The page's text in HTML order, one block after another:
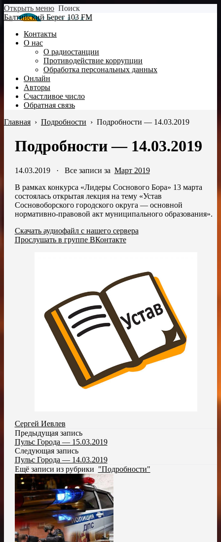
Открыть меню Поиск
Балтийский Берег 103 FM
Контакты
О нас
О радиостанции
Противодействие коррупции
Обработка персональных данных
Онлайн
Авторы
Счастливое число
Обратная связь
Главная › Подробности › Подробности — 14.03.2019
Подробности — 14.03.2019
14.03.2019· Все записи за Март 2019
В рамках конкурса «Лидеры Соснового Бора» 13 марта
состоялась открытая лекция на тему «Устав
Сосновоборского городского округа — основной
нормативно-правовой акт муниципального образования».
Скачать аудиофайл с нашего сервера
Прослушать в группе ВКонтакте
Сергей Иевлев
Предыдущая запись
Пульс Города — 15.03.2019
Следующая запись
Пульс Города — 14.03.2019
Ещё записи из рубрики "Подробности"